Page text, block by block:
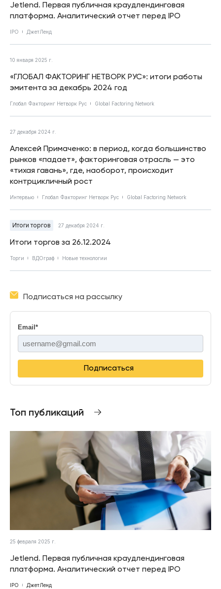
Jetlend. Первая публичная краудлендинговая
платформа. Аналитический отчет перед IPO
IPO ДжетЛенд
10 января 2025 г.
«ГЛОБАЛ ФАКТОРИНГ НЕТВОРК РУС»: итоги работы
эмитента за декабрь 2024 год
Глобал Факторинг Нетворк Рус Global Factoring Network
27 декабря 2024 г.
Алексей Примаченко: в период, когда большинство
рынков «падает», факторинговая отрасль — это
«тихая гавань», где, наоборот, происходит
контрцикличный рост
Интервью Глобал Факторинг Нетворк Рус Global Factoring Network
Итоги торгов 27 декабря 2024 г.
Итоги торгов за 26.12.2024
Торги ВДОграф Новые технологии
Подписаться на рассылку
Email *
Подписаться
Топ публикаций
25 февраля 2025 г.
Jetlend. Первая публичная краудлендинговая
платформа. Аналитический отчет перед IPO
IPO ДжетЛенд